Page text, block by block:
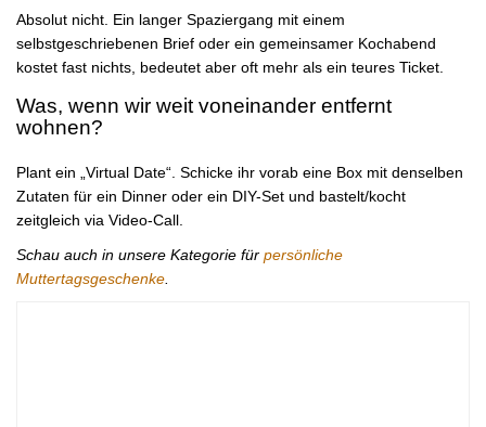
Absolut nicht. Ein langer Spaziergang mit einem
selbstgeschriebenen Brief oder ein gemeinsamer Kochabend
kostet fast nichts, bedeutet aber oft mehr als ein teures Ticket.
Was, wenn wir weit voneinander entfernt
wohnen?
Plant ein „Virtual Date“. Schicke ihr vorab eine Box mit denselben
Zutaten für ein Dinner oder ein DIY-Set und bastelt/kocht
zeitgleich via Video-Call.
Schau auch in unsere Kategorie für persönliche
Muttertagsgeschenke